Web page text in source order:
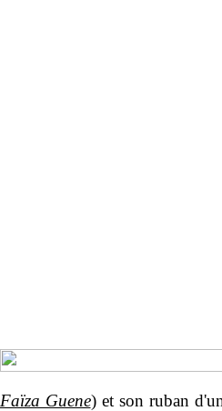
Faïza Guene) et son ruban